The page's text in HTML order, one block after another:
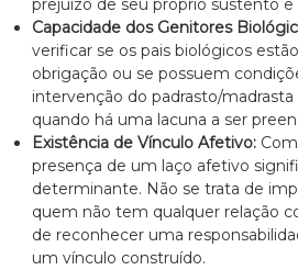
prejuízo de seu próprio sustento e
Capacidade dos Genitores
verificar se os pais biológicos
obrigação ou se possuem
intervenção do padrasto/
quando há uma lacuna a ser
Existência de Vínculo Afetivo:
presença de um laço afetivo
determinante. Não se trata de
quem não tem qualquer relação
de reconhecer uma
um vínculo construído.